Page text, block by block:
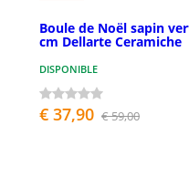
Boule de Noël sapin
cm Dellarte Ceramiche
DISPONIBLE
€ 37,90 € 59,00